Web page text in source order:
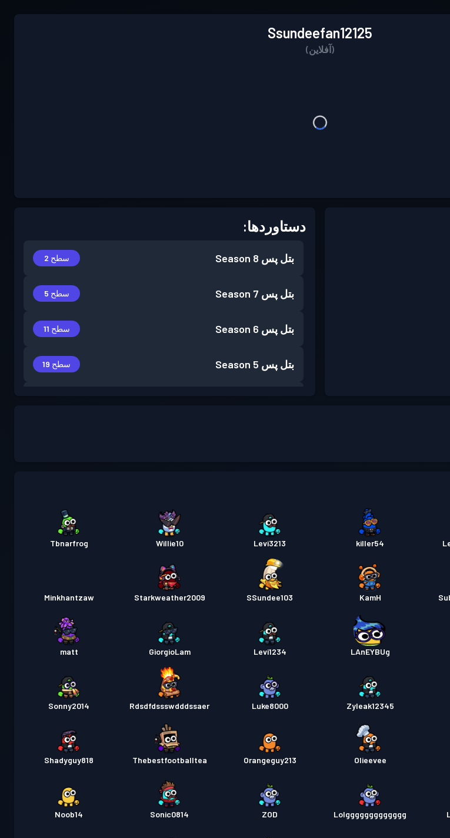
Ssundeefan12125
(آفلاین)
دستاوردها:
بتل پس Season 8 سطح 2
بتل پس Season 7 سطح 5
بتل پس Season 6 سطح 11
بتل پس Season 5 سطح 19
killer54
Levi3213
Willie10
Tbnarfrog
KamH
SSundee103
Starkweather2009
Minkhantzaw
LAnEYBUg
Levi1234
GiorgioLam
matt
Zyleak12345
Luke8000
Rdsdfdssswdddssaer
Sonny2014
Olieevee
Orangeguy213
Thebestfootballtea
Shadyguy818
Lolggggggggggggg
ZOD
Sonic0814
Noob14